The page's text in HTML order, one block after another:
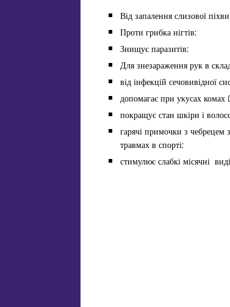
Від запалення слизової
Проти грибка нігтів;
Знищує паразитів;
Для знезараження рук в
від інфекцій сечовивідної
допомагає при укусах комах
покращує стан шкіри і
гарячі примочки з чебрецем
травмах в спорті;
стимулює слабкі місячні